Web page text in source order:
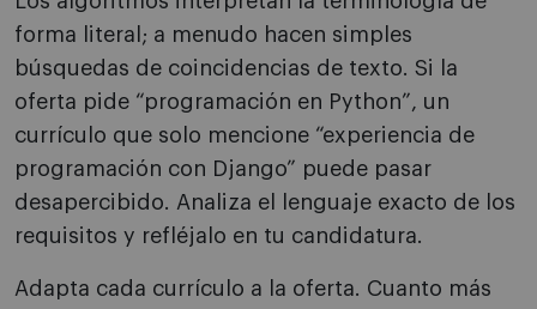
forma literal; a menudo hacen simples
búsquedas de coincidencias de texto. Si la
oferta pide “programación en Python”, un
currículo que solo mencione “experiencia de
programación con Django” puede pasar
desapercibido. Analiza el lenguaje exacto de los
requisitos y refléjalo en tu candidatura.
Adapta cada currículo a la oferta. Cuanto más